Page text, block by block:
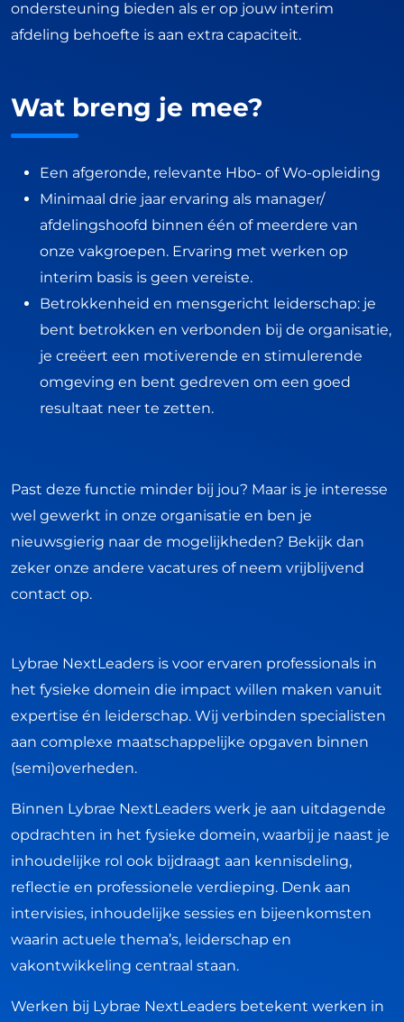
ondersteuning bieden als er op jouw interim
afdeling behoefte is aan extra capaciteit.
Wat breng je mee?
Een afgeronde, relevante Hbo- of Wo-opleiding
Minimaal drie jaar ervaring als manager/
afdelingshoofd binnen één of meerdere van
onze vakgroepen. Ervaring met werken op
interim basis is geen vereiste.
Betrokkenheid en mensgericht leiderschap: je
bent betrokken en verbonden bij de organisatie,
je creëert een motiverende en stimulerende
omgeving en bent gedreven om een goed
resultaat neer te zetten.
Past deze functie minder bij jou? Maar is je interesse
wel gewerkt in onze organisatie en ben je
nieuwsgierig naar de mogelijkheden? Bekijk dan
zeker onze andere vacatures of neem vrijblijvend
contact op.
Lybrae NextLeaders is voor ervaren professionals in
het fysieke domein die impact willen maken vanuit
expertise én leiderschap. Wij verbinden specialisten
aan complexe maatschappelijke opgaven binnen
(semi)overheden.
Binnen Lybrae NextLeaders werk je aan uitdagende
opdrachten in het fysieke domein, waarbij je naast je
inhoudelijke rol ook bijdraagt aan kennisdeling,
reflectie en professionele verdieping. Denk aan
intervisies, inhoudelijke sessies en bijeenkomsten
waarin actuele thema’s, leiderschap en
vakontwikkeling centraal staan.
Werken bij Lybrae NextLeaders betekent werken in